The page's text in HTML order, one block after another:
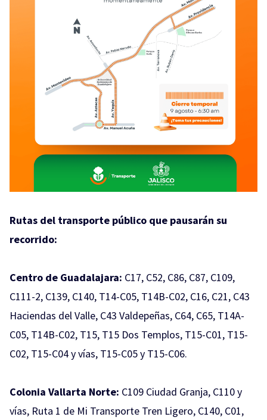
Rutas del transporte público que pausarán su
recorrido:
Centro de Guadalajara: C17, C52, C86, C87, C109,
C111-2, C139, C140, T14-C05, T14B-C02, C16, C21, C43
Haciendas del Valle, C43 Valdepeñas, C64, C65, T14A-
C05, T14B-C02, T15, T15 Dos Templos, T15-C01, T15-
C02, T15-C04 y vías, T15-C05 y T15-C06.
Colonia Vallarta Norte: C109 Ciudad Granja, C110 y
vías, Ruta 1 de Mi Transporte Tren Ligero, C140, C01,